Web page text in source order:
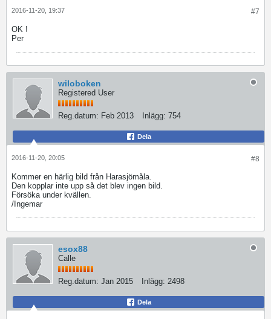
#7
2016-11-20, 19:37
OK !
Per
wiloboken
Registered User
Reg.datum: Feb 2013 Inlägg: 754
Dela
#8
2016-11-20, 20:05
Kommer en härlig bild från Harasjömåla.
Den kopplar inte upp så det blev ingen bild.
Försöka under kvällen.
/Ingemar
esox88
Calle
Reg.datum: Jan 2015 Inlägg: 2498
Dela